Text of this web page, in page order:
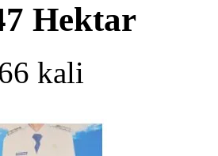
Hektar
kali